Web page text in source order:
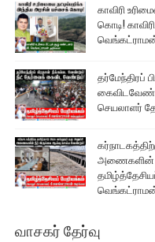
காவிரி
கொடி!
தர்மேந்திரப்
செயலாளர்
அணைகளின்
வாசகர் தேர்வு